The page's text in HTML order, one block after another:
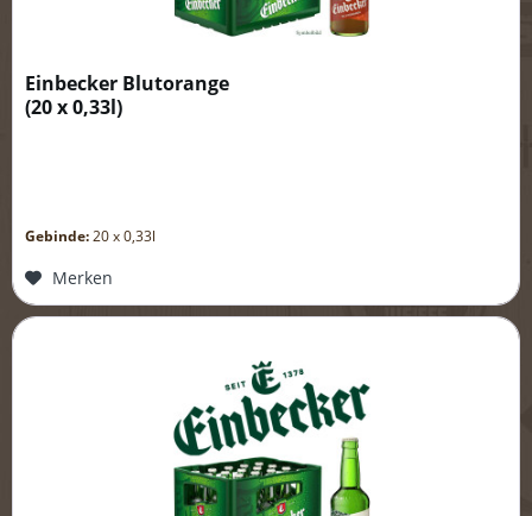
Einbecker Blutorange
(20 x 0,33l)
Gebinde:20 x 0,33l
Merken